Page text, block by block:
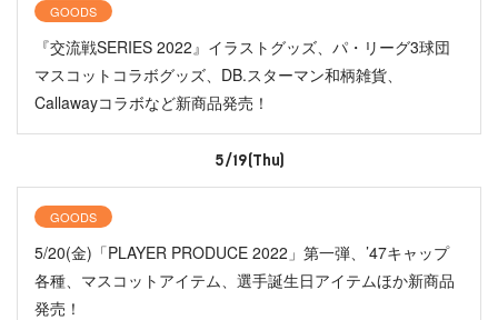
GOODS
『交流戦SERIES 2022』イラストグッズ、パ・リーグ3球団
マスコットコラボグッズ、DB.スターマン和柄雑貨、
Callawayコラボなど新商品発売！
5/19(Thu)
GOODS
5/20(金)「PLAYER PRODUCE 2022」第一弾、’47キャップ
各種、マスコットアイテム、選手誕生日アイテムほか新商品
発売！